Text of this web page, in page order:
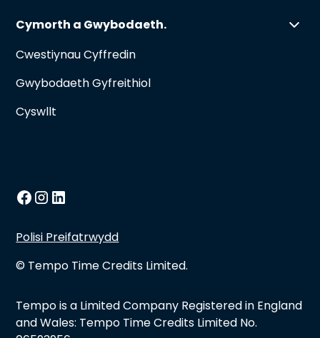
Cymorth a Gwybodaeth.
Cwestiynau Cyffredin
Gwybodaeth Gyfreithiol
Cyswllt
© Tempo Time Credits Limited.
Polisi Preifatrwydd
Tempo is a Limited Company Registered in England
and Wales: Tempo Time Credits Limited No.